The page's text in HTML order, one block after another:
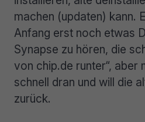
machen (updaten) kann.
Anfang erst noch etwas
Synapse zu hören, die
von chip.de runter“, aber
schnell dran und will die
zurück.